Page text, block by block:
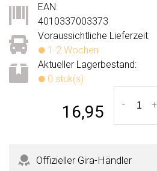
Voraussichtliche Lieferzeit:
1-2 Wochen
Aktueller Lagerbestand:
0 stuk(s)
EAN:
4010337003373
16,95 +
-
Offizieller Gira-Händler